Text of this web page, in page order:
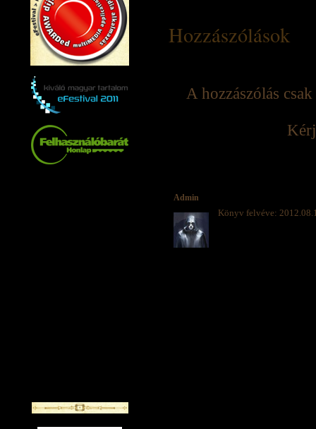
Hozzászólások
A hozzászólás
Admin
Könyv felvéve: